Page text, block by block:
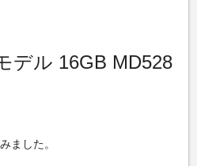
デル 16GB MD528
ました。